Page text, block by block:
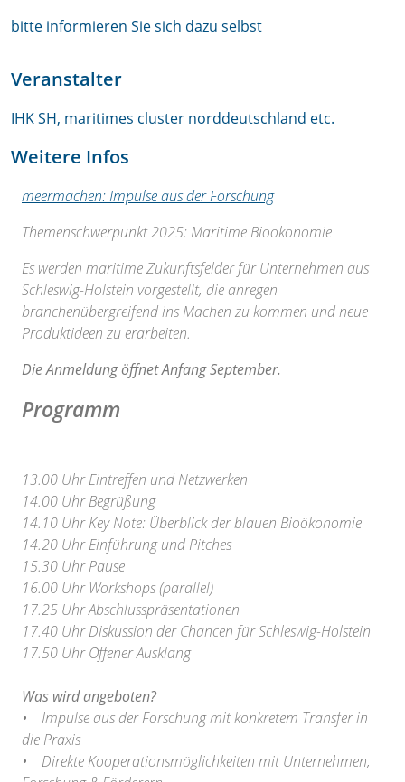
bitte informieren Sie sich dazu selbst
Veranstalter
IHK SH, maritimes cluster norddeutschland etc.
Weitere Infos
meermachen: Impulse aus der Forschung
Themenschwerpunkt 2025: Maritime Bioökonomie
Es werden maritime Zukunftsfelder für Unternehmen aus
Schleswig-Holstein vorgestellt, die anregen
branchenübergreifend ins Machen zu kommen und neue
Produktideen zu erarbeiten.
Die Anmeldung öffnet Anfang September.
Programm
13.00 Uhr Eintreffen und Netzwerken
14.00 Uhr Begrüßung
14.10 Uhr Key Note: Überblick der blauen Bioökonomie
14.20 Uhr Einführung und Pitches
15.30 Uhr Pause
16.00 Uhr Workshops (parallel)
17.25 Uhr Abschlusspräsentationen
17.40 Uhr Diskussion der Chancen für Schleswig-Holstein
17.50 Uhr Offener Ausklang
Was wird angeboten?
• Impulse aus der Forschung mit konkretem Transfer in
die Praxis
• Direkte Kooperationsmöglichkeiten mit Unternehmen,